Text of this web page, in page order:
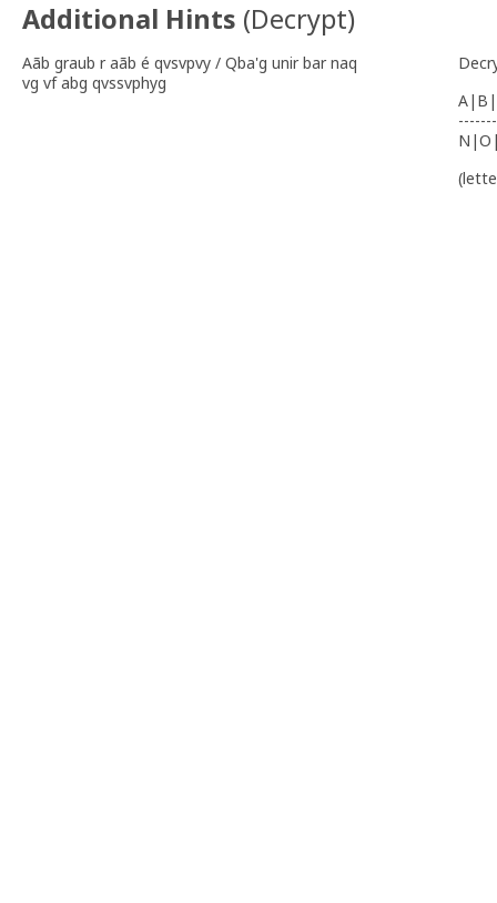
Additional Hints (Decrypt)
Aãb graub r aãb é qvsvpvy / Qba'g unir bar naq
vg vf abg qvssvphyg